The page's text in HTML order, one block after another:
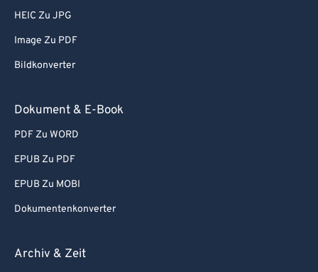
HEIC Zu JPG
Image Zu PDF
Bildkonverter
Dokument & E-Book
PDF Zu WORD
EPUB Zu PDF
EPUB Zu MOBI
Dokumentenkonverter
Archiv & Zeit